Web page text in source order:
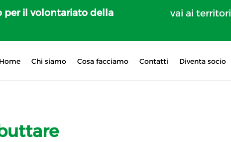
per il volontariato della
vai ai territori
Home Chi siamo Cosa facciamo Contatti Diventa socio